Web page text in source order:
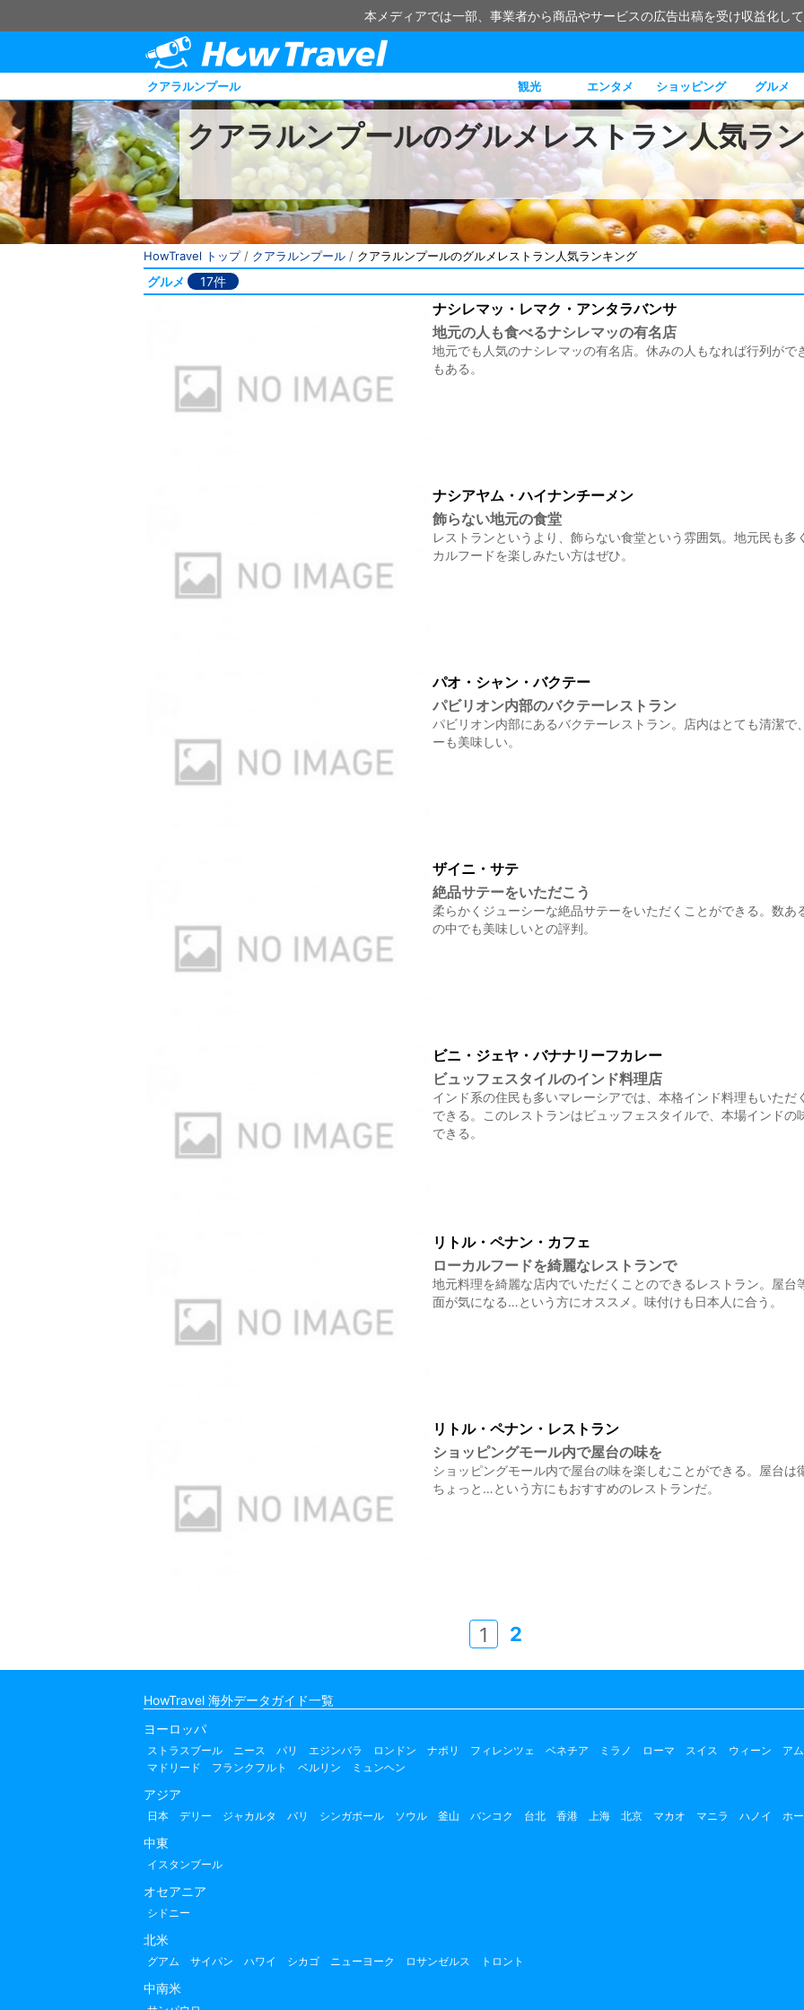
本メディアでは一部、事業者から商品やサービスの広告出稿を受け収益化し
クアラルンプール 観光 エンタメ ショッピング グルメ
クアラルンプールのグルメレストラン人気ラ
HowTravel トップ/ クアラルンプール / クアラルンプールのグルメレストラン人気ランキング
グルメ 17件
ナシレマッ・レマク・アンタラバンサ
地元の人も食べるナシレマッの有名店
地元でも人気のナシレマッの有名店。休みの人もなれば行列がで
もある。
ナシアヤム・ハイナンチーメン
飾らない地元の食堂
レストランというより、飾らない食堂という雰囲気。地元民も多
カルフードを楽しみたい方はぜひ。
パオ・シャン・バクテー
パビリオン内部のバクテーレストラン
パビリオン内部にあるバクテーレストラン。店内はとても清潔で
ーも美味しい。
ザイニ・サテ
絶品サテーをいただこう
柔らかくジューシーな絶品サテーをいただくことができる。数あ
の中でも美味しいとの評判。
ビニ・ジェヤ・バナナリーフカレー
ビュッフェスタイルのインド料理店
インド系の住民も多いマレーシアでは、本格インド料理もいただ
できる。このレストランはビュッフェスタイルで、本場インドの
できる。
リトル・ペナン・カフェ
ローカルフードを綺麗なレストランで
地元料理を綺麗な店内でいただくことのできるレストラン。屋台
面が気になる…という方にオススメ。味付けも日本人に合う。
リトル・ペナン・レストラン
ショッピングモール内で屋台の味を
ショッピングモール内で屋台の味を楽しむことができる。屋台は
ちょっと…という方にもおすすめのレストランだ。
1 2
HowTravel 海外データガイド一覧
ヨーロッパ
ストラスブール ニース パリ エジンバラ ロンドン ナポリ フィレンツェ ベネチア ミラノ ローマ スイス ウィーン ア
マドリード
フランクフルト ベルリン ミュンヘン
アジア
日本 デリー ジャカルタ バリ シンガポール ソウル 釜山 バンコク 台北 香港 上海 北京 マカオ マニラ ハノイ ホ
中東
イスタンブール
オセアニア
シドニー
北米
グアム サイパン ハワイ シカゴ ニューヨーク ロサンゼルス トロント
中南米